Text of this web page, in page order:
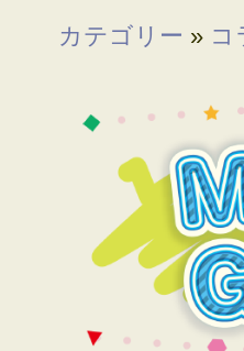
カテゴリー » コ